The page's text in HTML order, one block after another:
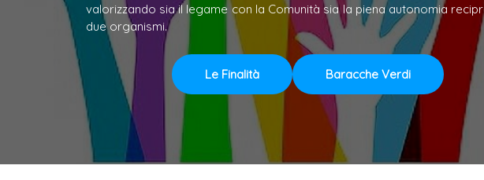
valorizzando sia il legame con la Comunità sia la piena autonomia
due organismi.
Le Finalità Baracche Verdi